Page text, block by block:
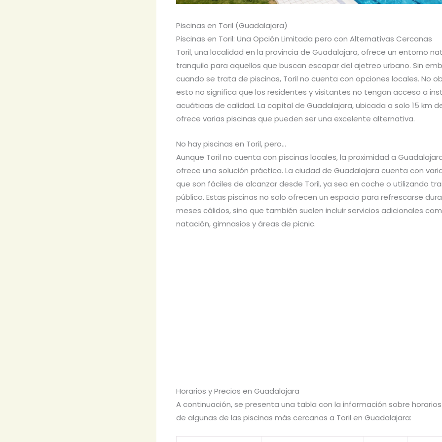
Piscinas en Toril (Guadalajara)
Piscinas en Toril: Una Opción Limitada pero con Alternativas Cercanas
Toril, una localidad en la provincia de Guadalajara, ofrece un entorno
tranquilo para aquellos que buscan escapar del ajetreo urbano. Sin
cuando se trata de piscinas, Toril no cuenta con opciones locales. No
esto no significa que los residentes y visitantes no tengan acceso a
acuáticas de calidad. La capital de Guadalajara, ubicada a solo 15 km
ofrece varias piscinas que pueden ser una excelente alternativa.
No hay piscinas en Toril, pero…
Aunque Toril no cuenta con piscinas locales, la proximidad a
ofrece una solución práctica. La ciudad de Guadalajara cuenta con
que son fáciles de alcanzar desde Toril, ya sea en coche o utilizando
público. Estas piscinas no solo ofrecen un espacio para refrescarse
meses cálidos, sino que también suelen incluir servicios adicionales
natación, gimnasios y áreas de picnic.
Horarios y Precios en Guadalajara
A continuación, se presenta una tabla con la información sobre
de algunas de las piscinas más cercanas a Toril en Guadalajara: